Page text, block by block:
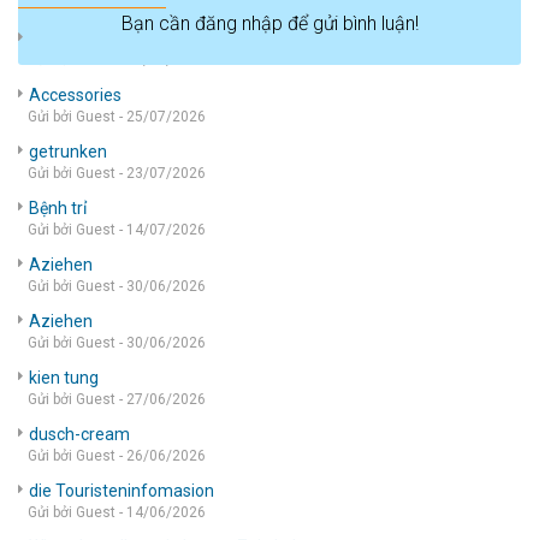
Bạn cần đăng nhập để gửi bình luận!
Accessories
Gửi bởi Guest - 25/07/2026
getrunken
Gửi bởi Guest - 23/07/2026
Bệnh trỉ
Gửi bởi Guest - 14/07/2026
Aziehen
Gửi bởi Guest - 30/06/2026
Aziehen
Gửi bởi Guest - 30/06/2026
kien tung
Gửi bởi Guest - 27/06/2026
dusch-cream
Gửi bởi Guest - 26/06/2026
die Touristeninfomasion
Gửi bởi Guest - 14/06/2026